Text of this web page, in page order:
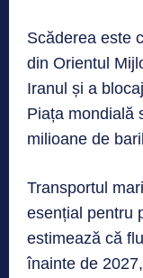
Scăderea este
din Orientul
Iranul și a
Piața mondială
milioane de
Transportul
esențial pentru
estimează că
înainte de